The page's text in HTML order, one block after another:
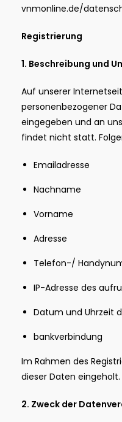
vnmonline.de/
Registrierung
1. Beschreibung und
Auf unserer
personenbezogener
eingegeben und an
findet nicht statt.
Emailadresse
Nachname
Vorname
Adresse
Telefon-/
IP-Adresse des
Datum und Uhrzeit
bankverbindung
Im Rahmen des
dieser Daten eingeholt.
2. Zweck der